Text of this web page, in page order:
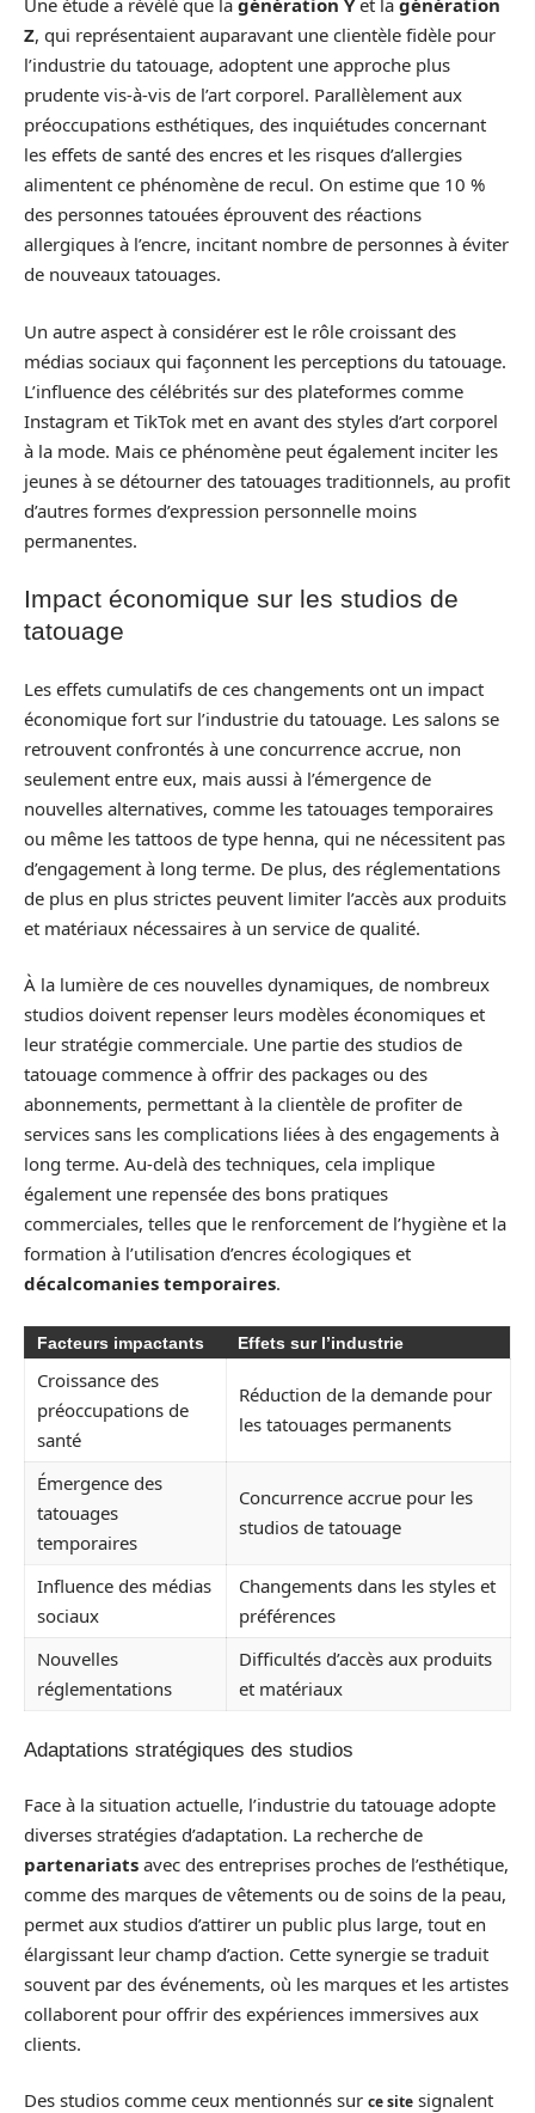
Une étude a révélé que la génération Yet la génération
Z, qui représentaient auparavant une clientèle fidèle pour
l’industrie du tatouage, adoptent une approche plus
prudente vis-à-vis de l’art corporel. Parallèlement aux
préoccupations esthétiques, des inquiétudes concernant
les effets de santé des encres et les risques d’allergies
alimentent ce phénomène de recul. On estime que 10 %
des personnes tatouées éprouvent des réactions
allergiques à l’encre, incitant nombre de personnes à éviter
de nouveaux tatouages.
Un autre aspect à considérer est le rôle croissant des
médias sociaux qui façonnent les perceptions du tatouage.
L’influence des célébrités sur des plateformes comme
Instagram et TikTok met en avant des styles d’art corporel
à la mode. Mais ce phénomène peut également inciter les
jeunes à se détourner des tatouages traditionnels, au profit
d’autres formes d’expression personnelle moins
permanentes.
Impact économique sur les studios de
tatouage
Les effets cumulatifs de ces changements ont un impact
économique fort sur l’industrie du tatouage. Les salons se
retrouvent confrontés à une concurrence accrue, non
seulement entre eux, mais aussi à l’émergence de
nouvelles alternatives, comme les tatouages temporaires
ou même les tattoos de type henna, qui ne nécessitent pas
d’engagement à long terme. De plus, des réglementations
de plus en plus strictes peuvent limiter l’accès aux produits
et matériaux nécessaires à un service de qualité.
À la lumière de ces nouvelles dynamiques, de nombreux
studios doivent repenser leurs modèles économiques et
leur stratégie commerciale. Une partie des studios de
tatouage commence à offrir des packages ou des
abonnements, permettant à la clientèle de profiter de
services sans les complications liées à des engagements à
long terme. Au-delà des techniques, cela implique
également une repensée des bons pratiques
commerciales, telles que le renforcement de l’hygiène et la
formation à l’utilisation d’encres écologiques et
décalcomanies temporaires.
Facteurs impactants Effets sur l’industrie
Croissance des
préoccupations de
santé
Réduction de la demande pour
les tatouages permanents
Émergence des
tatouages
temporaires
Concurrence accrue pour les
studios de tatouage
Influence des médias
sociaux
Changements dans les styles et
préférences
Nouvelles
réglementations
Difficultés d’accès aux produits
et matériaux
Adaptations stratégiques des studios
Face à la situation actuelle, l’industrie du tatouage adopte
diverses stratégies d’adaptation. La recherche de
partenariats avec des entreprises proches de l’esthétique,
comme des marques de vêtements ou de soins de la peau,
permet aux studios d’attirer un public plus large, tout en
élargissant leur champ d’action. Cette synergie se traduit
souvent par des événements, où les marques et les artistes
collaborent pour offrir des expériences immersives aux
clients.
Des studios comme ceux mentionnés sur ce site signalent